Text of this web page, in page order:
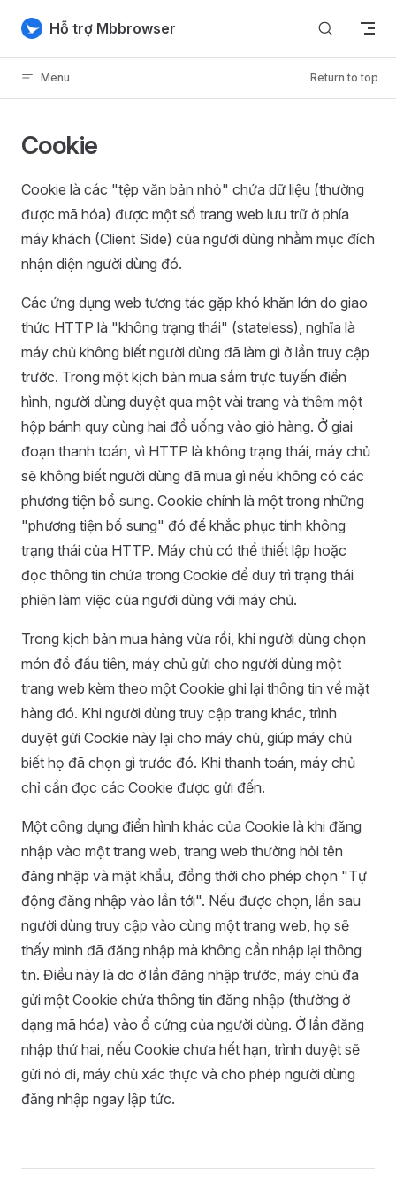
Skip to content
Hỗ trợ Mbbrowser
Menu Return to top
Cookie
Cookie là các "tệp văn bản nhỏ" chứa dữ liệu (thường
được mã hóa) được một số trang web lưu trữ ở phía
máy khách (Client Side) của người dùng nhằm mục đích
nhận diện người dùng đó.
Các ứng dụng web tương tác gặp khó khăn lớn do giao
thức HTTP là "không trạng thái" (stateless), nghĩa là
máy chủ không biết người dùng đã làm gì ở lần truy cập
trước. Trong một kịch bản mua sắm trực tuyến điển
hình, người dùng duyệt qua một vài trang và thêm một
hộp bánh quy cùng hai đồ uống vào giỏ hàng. Ở giai
đoạn thanh toán, vì HTTP là không trạng thái, máy chủ
sẽ không biết người dùng đã mua gì nếu không có các
phương tiện bổ sung. Cookie chính là một trong những
"phương tiện bổ sung" đó để khắc phục tính không
trạng thái của HTTP. Máy chủ có thể thiết lập hoặc
đọc thông tin chứa trong Cookie để duy trì trạng thái
phiên làm việc của người dùng với máy chủ.
Trong kịch bản mua hàng vừa rồi, khi người dùng chọn
món đồ đầu tiên, máy chủ gửi cho người dùng một
trang web kèm theo một Cookie ghi lại thông tin về mặt
hàng đó. Khi người dùng truy cập trang khác, trình
duyệt gửi Cookie này lại cho máy chủ, giúp máy chủ
biết họ đã chọn gì trước đó. Khi thanh toán, máy chủ
chỉ cần đọc các Cookie được gửi đến.
Một công dụng điển hình khác của Cookie là khi đăng
nhập vào một trang web, trang web thường hỏi tên
đăng nhập và mật khẩu, đồng thời cho phép chọn "Tự
động đăng nhập vào lần tới". Nếu được chọn, lần sau
người dùng truy cập vào cùng một trang web, họ sẽ
thấy mình đã đăng nhập mà không cần nhập lại thông
tin. Điều này là do ở lần đăng nhập trước, máy chủ đã
gửi một Cookie chứa thông tin đăng nhập (thường ở
dạng mã hóa) vào ổ cứng của người dùng. Ở lần đăng
nhập thứ hai, nếu Cookie chưa hết hạn, trình duyệt sẽ
gửi nó đi, máy chủ xác thực và cho phép người dùng
đăng nhập ngay lập tức.